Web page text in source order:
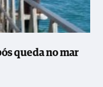
queda no mar